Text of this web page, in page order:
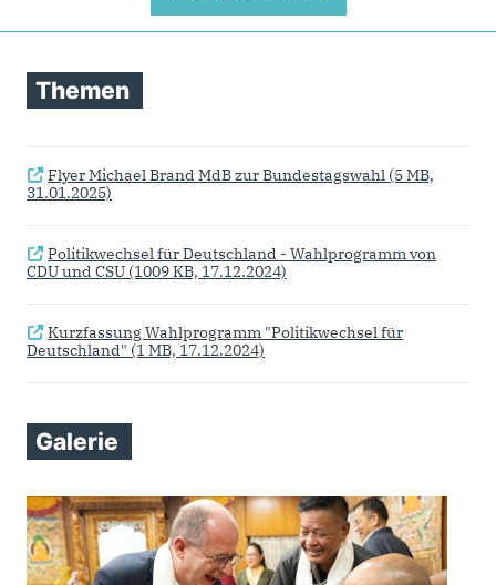
Themen
Flyer Michael Brand MdB zur Bundestagswahl (5 MB,
31.01.2025)
Politikwechsel für Deutschland - Wahlprogramm von
CDU und CSU (1009 KB, 17.12.2024)
Kurzfassung Wahlprogramm "Politikwechsel für
Deutschland" (1 MB, 17.12.2024)
Galerie